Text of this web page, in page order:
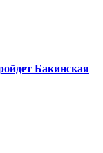
Бакинская